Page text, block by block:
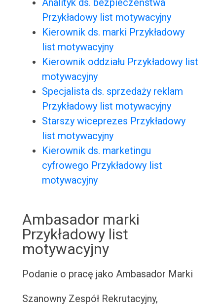
Analityk ds. bezpieczeństwa
Przykładowy list motywacyjny
Kierownik ds. marki Przykładowy
list motywacyjny
Kierownik oddziału Przykładowy list
motywacyjny
Specjalista ds. sprzedaży reklam
Przykładowy list motywacyjny
Starszy wiceprezes Przykładowy
list motywacyjny
Kierownik ds. marketingu
cyfrowego Przykładowy list
motywacyjny
Ambasador marki
Przykładowy list
motywacyjny
Podanie o pracę jako Ambasador Marki
Szanowny Zespół Rekrutacyjny,